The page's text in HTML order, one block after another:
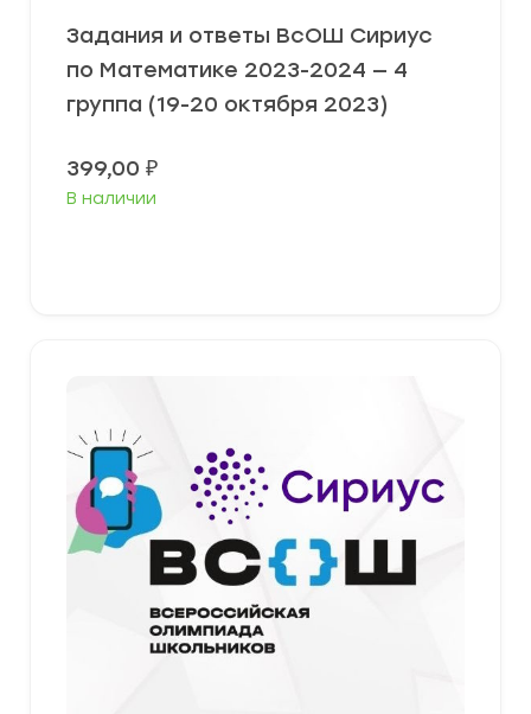
Задания и ответы ВсОШ Сириус
по Математике 2023-2024 — 4
группа (19-20 октября 2023)
399,00 ₽
В наличии